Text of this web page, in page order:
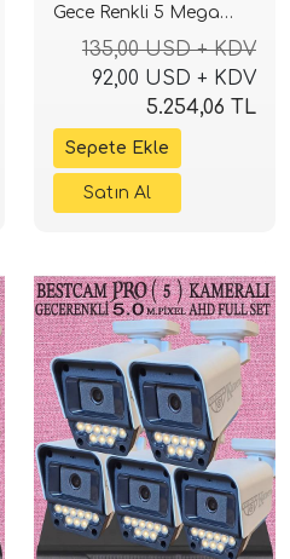
Gece Renkli 5 Mega
Piksel Sony Lensli 4K
Güvenlik Sistemi
135,00 USD + KDV
92,00 USD + KDV
5.254,06 TL